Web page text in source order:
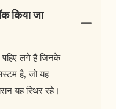
किया जा
पहिए लगे हैं जिनके
है, जो यह
यह स्थिर रहे।